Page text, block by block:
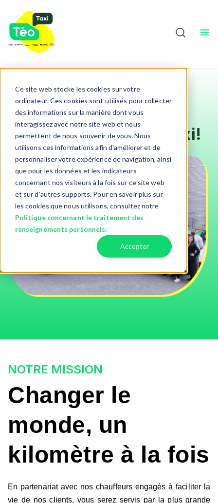
Ce site web stocke les cookies sur votre
ordinateur. Ces cookies sont utilisés pour collecter
des informations sur la manière dont vous
interagissez avec notre site web et nous
permettent de nous souvenir de vous. Nous
utilisons ces informations afin d'améliorer et de
personnaliser votre expérience de navigation, ainsi
que pour les données et les indicateurs
concernant nos visiteurs à la fois sur ce site web
et sur d'autres supports. Pour en savoir plus sur
les cookies que nous utilisons, consultez notre
Politique concernant le traitement des
renseignements personnels.
Accepter
À Propos
Français
Qui sommes-nous ?
Nous sommes Téo Taxi!
NOTRE MISSION
Changer le
monde, un
kilomètre à la fois
En partenariat avec nos chauffeurs engagés à faciliter la
vie de nos clients, vous serez servis par la plus grande